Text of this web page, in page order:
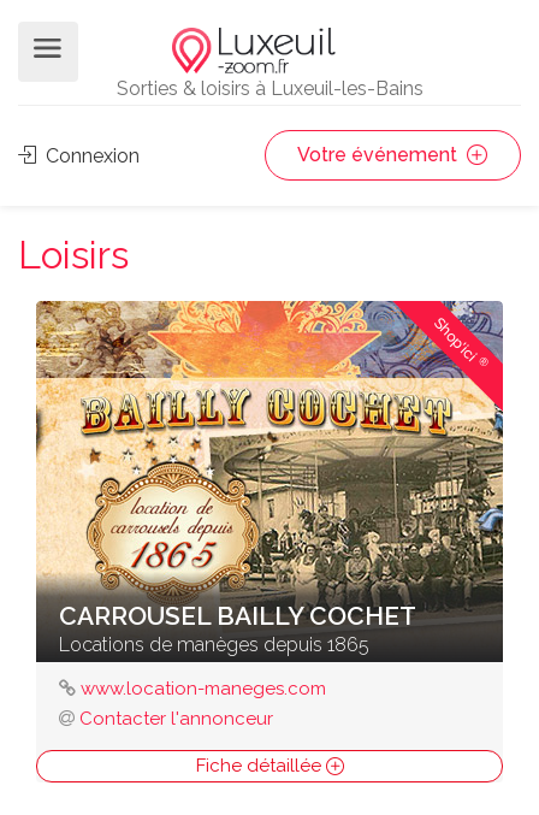
Sorties & loisirs à Luxeuil-les-Bains
Connexion Votre événement
Loisirs
Shop'ici®
CARROUSEL BAILLY COCHET
Locations de manèges depuis 1865
www.location-maneges.com
Contacter l'annonceur
Fiche détaillée